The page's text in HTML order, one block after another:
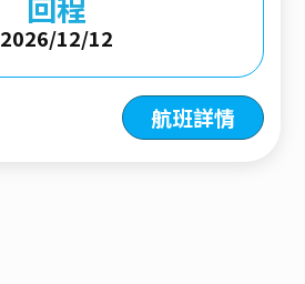
2026/12/12
航班詳情